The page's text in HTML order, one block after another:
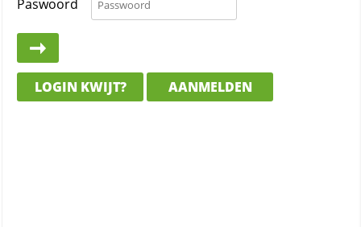
Paswoord
LOGIN KWIJT? AANMELDEN